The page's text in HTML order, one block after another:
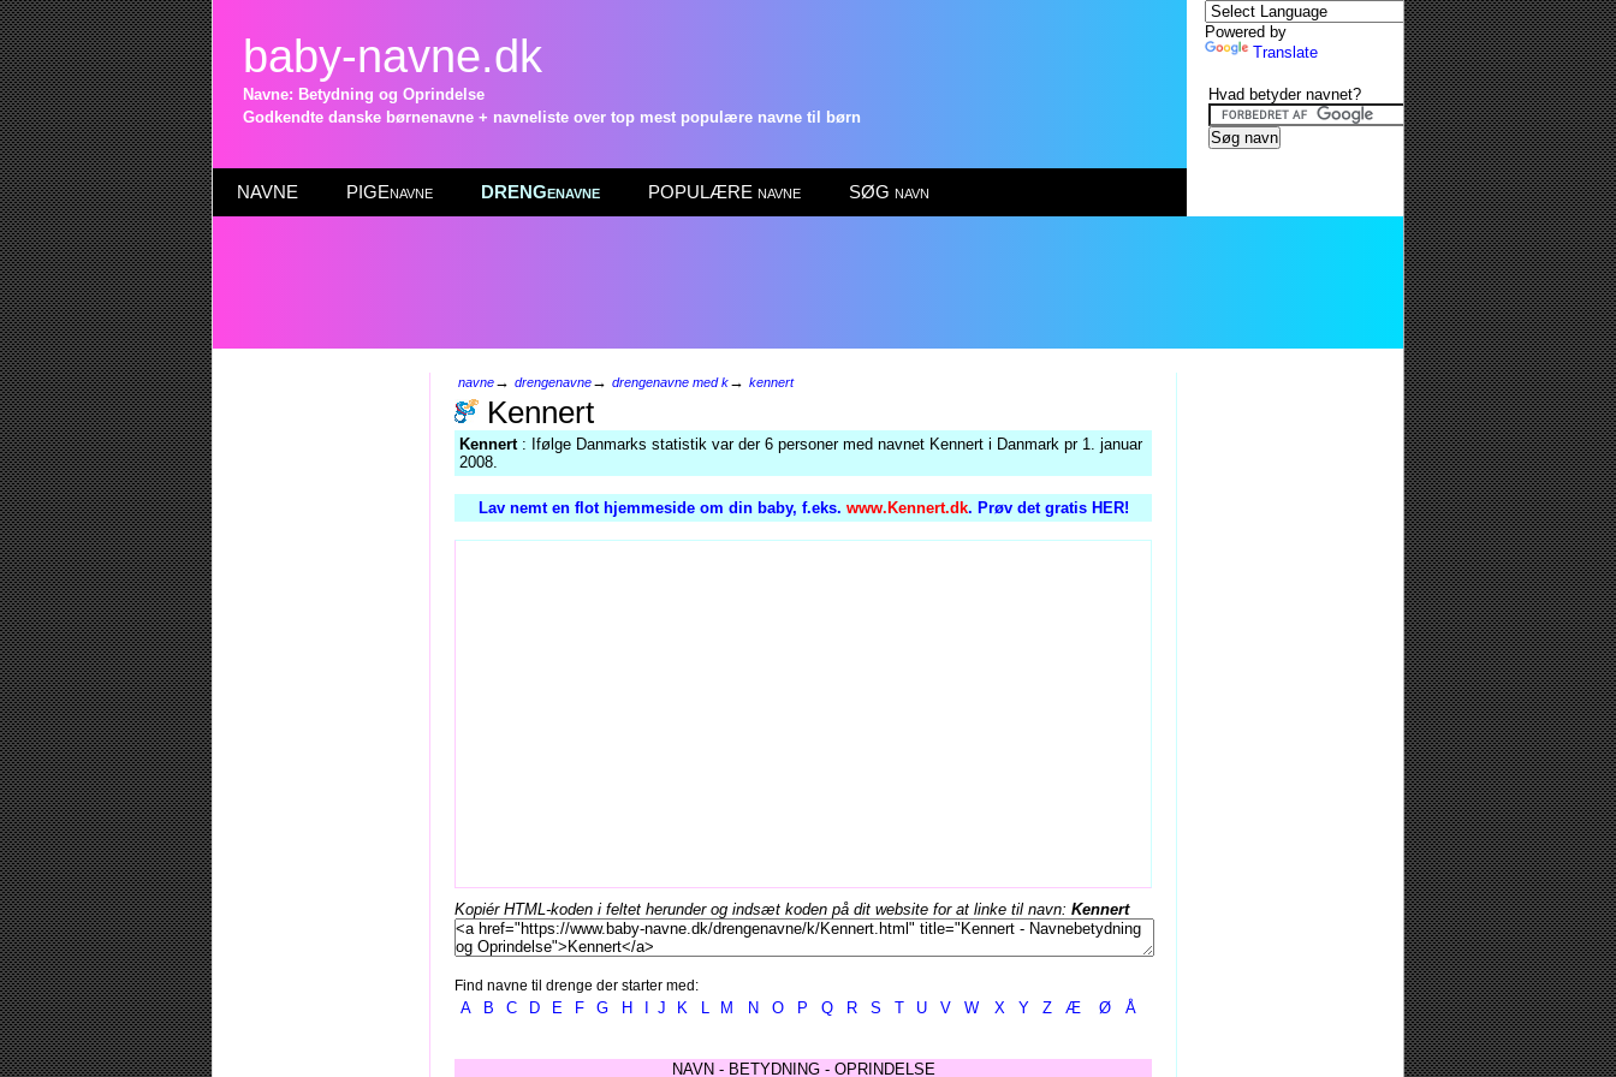
baby-navne.dk
Navne: Betydning og Oprindelse
Godkendte danske børnenavne + navneliste over top mest populære navne til børn
NAVNE PIGEnavne DRENGenavne POPULÆRE navne SØG navn
navne→ drengenavne→ drengenavne med k→ kennert
Kennert
Kennert: Ifølge Danmarks statistik var der 6 personer med navnet Kennert i Danmark pr 1. januar
2008.
Lav nemt en flot hjemmeside om din baby, f.eks. www.Kennert.dk. Prøv det gratis HER!
Kopiér HTML-koden i feltet herunder og indsæt koden på dit website for at linke til navn: Kennert
Find navne til drenge der starter med:
A B C D E F G H J K L M N O P Q R S T U V W X Y Z Æ Ø Å
NAVN - BETYDNING - OPRINDELSE
Powered by
Translate
Hvad betyder navnet?